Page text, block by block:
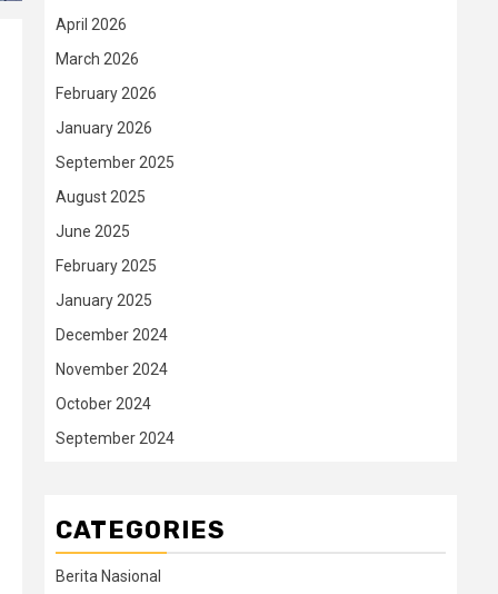
April 2026
March 2026
February 2026
January 2026
September 2025
August 2025
June 2025
February 2025
January 2025
December 2024
November 2024
October 2024
September 2024
CATEGORIES
Berita Nasional